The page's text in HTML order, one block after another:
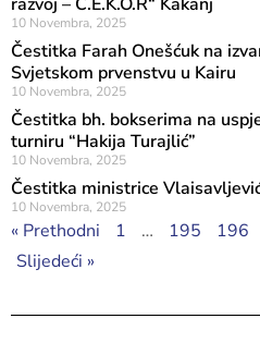
10 Novembra, 2025
Čestitka Farah Onešćuk na
Svjetskom prvenstvu u Kairu
10 Novembra, 2025
Čestitka bh. bokserima na
turniru “Hakija Turajlić”
10 Novembra, 2025
Čestitka ministrice
10 Novembra, 2025
« Prethodni 1 … 195 196
Slijedeći »